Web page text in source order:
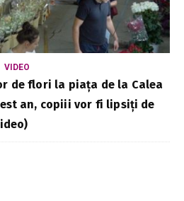
VIDEO
de flori la piața de la Calea
an, copiii vor fi lipsiți de